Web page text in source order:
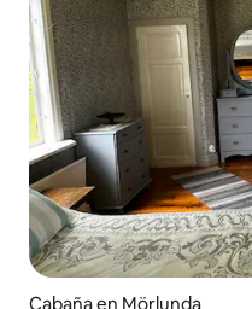
Cabaña en Mörlunda